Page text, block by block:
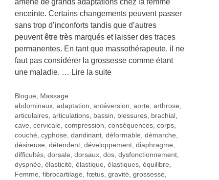
amène de grands adaptations chez la femme
enceinte. Certains changements peuvent passer
sans trop d’inconforts tandis que d’autres
peuvent être très marqués et laisser des traces
permanentes. En tant que massothérapeute, il ne
faut pas considérer la grossesse comme étant
une maladie. … Lire la suite
Catégories
Blogue, Massage
Étiquettes
abdominaux, adaptation, antéversion, aorte, arthrose,
articulaires, articulations, bassin, blessures, brachial ,
cave, cervicale, compression, conséquences, corps,
couché, cyphose, dandinant, déformable, démarche,
désireuse, détendent, développement, diaphragme,
difficultés, dorsale, dorsaux, dos, dysfonctionnement,
dyspnée, élasticité, élastique, élastiques, équilibre,
Femme, fibrocartilage, fœtus, gravité, grossesse,